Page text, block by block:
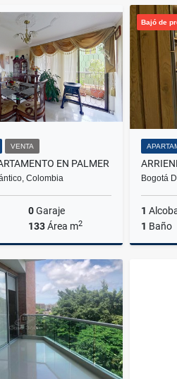
VENTA
EN PALMER
Colombia
0Garaje
133Área m2
Venta
$461.000.000
Bajó de
Bogotá
1
1 Baño